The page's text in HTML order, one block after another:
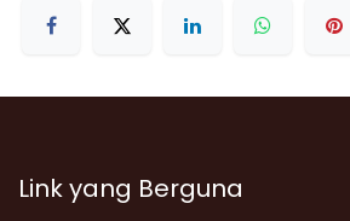
Link yang Berguna